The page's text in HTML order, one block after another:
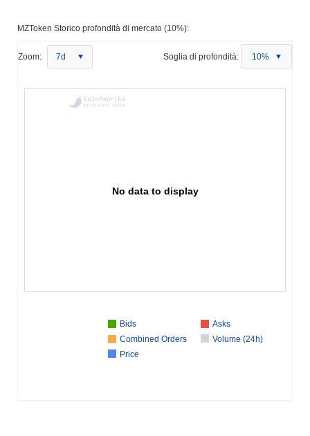
MZToken Storico profondità di mercato (10%):
Zoom: 7d Soglia di profondità: 10%
No data to display
Bids
Asks
Combined Orders
Volume (24h)
Price